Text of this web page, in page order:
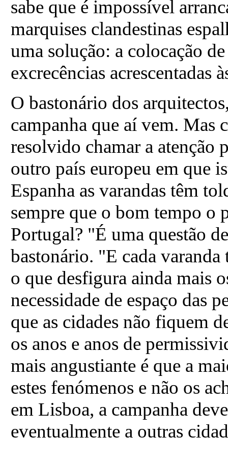
sabe que é impossível
marquises clandestinas
uma solução: a colocação
excrecências acrescentadas
O bastonário dos
campanha que aí vem. Mas
resolvido chamar a atenção
outro país europeu em que
Espanha as varandas têm
sempre que o bom tempo o
Portugal? "É uma questão
bastonário. "E cada
o que desfigura ainda mais
necessidade de espaço das
que as cidades não fiquem
os anos e anos de
mais angustiante é que a
estes fenómenos e não os
em Lisboa, a campanha
eventualmente a outras